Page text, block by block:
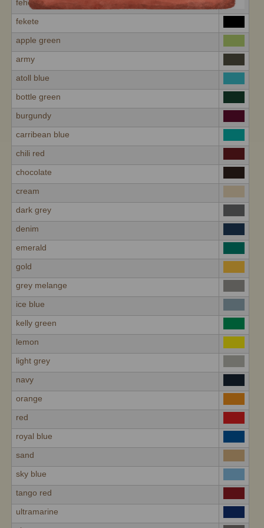
fehér
fekete
apple green
army
atoll blue
bottle green
burgundy
carribean blue
chili red
chocolate
cream
dark grey
denim
emerald
gold
grey melange
ice blue
kelly green
lemon
light grey
navy
orange
red
royal blue
sand
sky blue
tango red
ultramarine